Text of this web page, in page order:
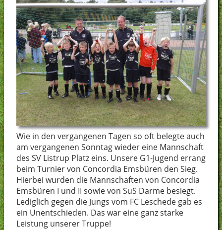
Wie in den vergangenen Tagen so oft belegte auch
am vergangenen Sonntag wieder eine Mannschaft
des SV Listrup Platz eins. Unsere G1-Jugend errang
beim Turnier von Concordia Emsbüren den Sieg.
Hierbei wurden die Mannschaften von Concordia
Emsbüren I und II sowie von SuS Darme besiegt.
Lediglich gegen die Jungs vom FC Leschede gab es
ein Unentschieden. Das war eine ganz starke
Leistung unserer Truppe!